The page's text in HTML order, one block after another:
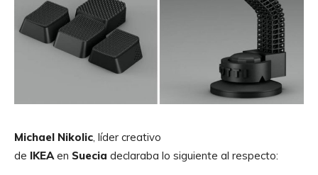
Michael Nikolic, líder creativo
de IKEAen Suecia declaraba lo siguiente al respecto: